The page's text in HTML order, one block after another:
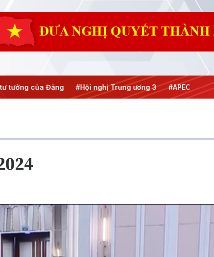
của Đảng #Hội nghị Trung ương 3 #APEC 2027